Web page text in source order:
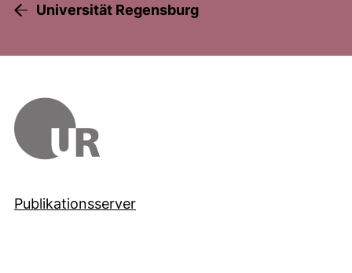
Universität Regensburg
Publikationsserver